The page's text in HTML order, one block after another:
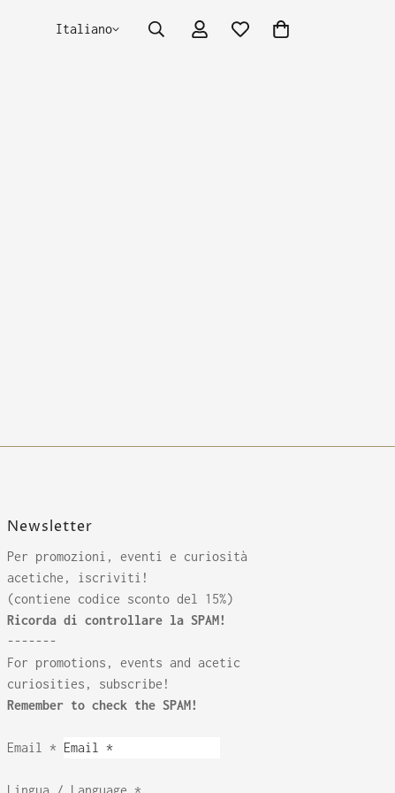
Italiano
Newsletter
Per promozioni, eventi e curiosità
acetiche, iscriviti!
(contiene codice sconto del 15%)
Ricorda di controllare la SPAM!
-------
For promotions, events and acetic
curiosities, subscribe!
Remember to check the SPAM!
Email*
Lingua / Language*